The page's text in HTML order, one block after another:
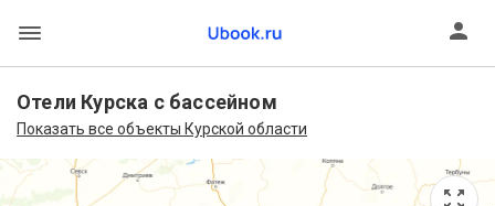
Отели Курска с бассейном
Показать все объекты Курской области